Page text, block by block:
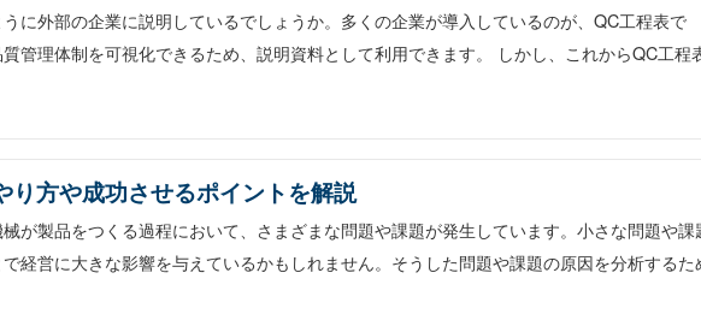
に外部の企業に説明しているでしょうか。多くの企業が導入しているのが、QC工程表で
管理体制を可視化できるため、説明資料として利用できます。 しかし、これからQC工程
り方や成功させるポイントを解説
が製品をつくる過程において、さまざまな問題や課題が発生しています。小さな問題や課
経営に大きな影響を与えているかもしれません。そうした問題や課題の原因を分析するた